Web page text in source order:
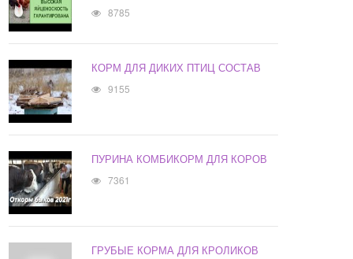
8785
КОРМ ДЛЯ ДИКИХ ПТИЦ СОСТАВ
9155
ПУРИНА КОМБИКОРМ ДЛЯ КОРОВ
7361
ГРУБЫЕ КОРМА ДЛЯ КРОЛИКОВ